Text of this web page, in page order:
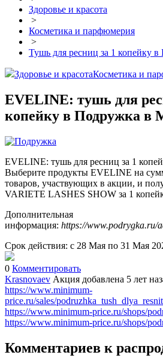
Здоровье и красота
>
Косметика и парфюмерия
>
Тушь для ресниц за 1 копейку
Здоровье и красотаКосметика и
EVELINE: тушь для
копейку в Подружка в
EVELINE: тушь для ресниц за 1
Выберите продукты EVELINE на
товаров, участвующих в акции, и
VARIETE LASHES SHOW за 1
Дополнительная
информация: https://www.podrygka.ru/
Срок действия: с 28 Мая по 31 Мая
0 Комментировать
Krasnovaev Акция добавлена 5 лет
https://www.minimum-
price.ru/sales/
https://www.minimum-price.ru/shops/
https://www.minimum-price.ru/shops/
Комментариев к